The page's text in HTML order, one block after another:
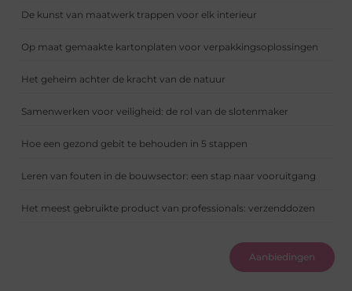
De kunst van maatwerk trappen voor elk interieur
Op maat gemaakte kartonplaten voor verpakkingsoplossingen
Het geheim achter de kracht van de natuur
Samenwerken voor veiligheid: de rol van de slotenmaker
Hoe een gezond gebit te behouden in 5 stappen
Leren van fouten in de bouwsector: een stap naar vooruitgang
Het meest gebruikte product van professionals: verzenddozen
Aanbiedingen